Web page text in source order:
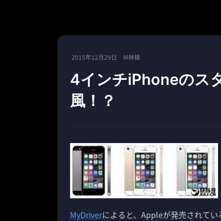
2015年12月29日 M林檎
4インチiPhoneのス
風！？
MyDriverによると、Appleが発売されて